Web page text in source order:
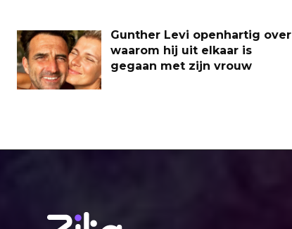
Gunther Levi openhartig over
waarom hij uit elkaar is
gegaan met zijn vrouw